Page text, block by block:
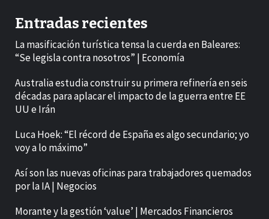
Entradas recientes
La masificación turística tensa la cuerda en Baleares:
“Se legisla contra nosotros” | Economía
Australia estudia construir su primera refinería en seis
décadas para aplacar el impacto de la guerra entre EE
UU e Irán
Luca Hoek: “El récord de España es algo secundario; yo
voy a lo máximo”
Así son las nuevas oficinas para trabajadores quemados
por la IA | Negocios
Morante y la gestión ‘value’ | Mercados Financieros